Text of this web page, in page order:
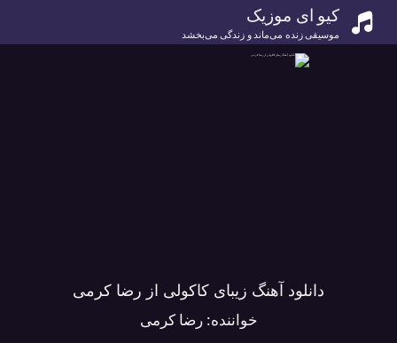
کیو ای موزیک
موسیقی زنده می‌ماند و زندگی می‌بخشد
دانلود آهنگ زیبای کاکولی از رضا کرمی
خواننده:رضا کرمی